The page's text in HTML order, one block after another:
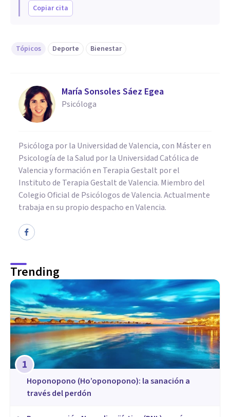
Copiar cita
Tópicos Deporte Bienestar
María Sonsoles Sáez Egea
Psicóloga
Psicóloga por la Universidad de Valencia, con Máster en
Psicología de la Salud por la Universidad Católica de
Valencia y formación en Terapia Gestalt por el
Instituto de Terapia Gestalt de Valencia. Miembro del
Colegio Oficial de Psicólogos de Valencia. Actualmente
trabaja en su propio despacho en Valencia.
Trending
1
Hoponopono (Ho’oponopono): la sanación a
través del perdón